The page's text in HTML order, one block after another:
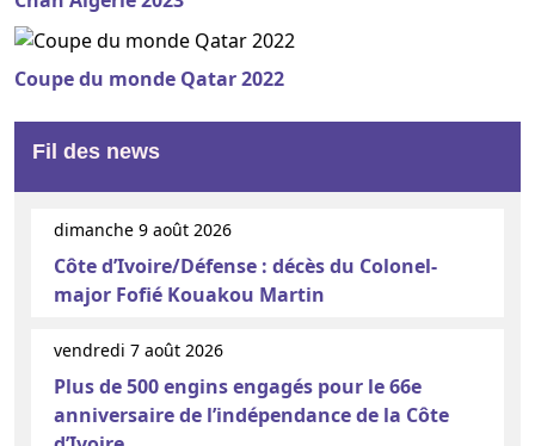
Coupe du monde Qatar 2022
Fil des news
dimanche 9 août 2026
Côte d’Ivoire/Défense : décès du Colonel-
major Fofié Kouakou Martin
vendredi 7 août 2026
Plus de 500 engins engagés pour le 66e
anniversaire de l’indépendance de la Côte